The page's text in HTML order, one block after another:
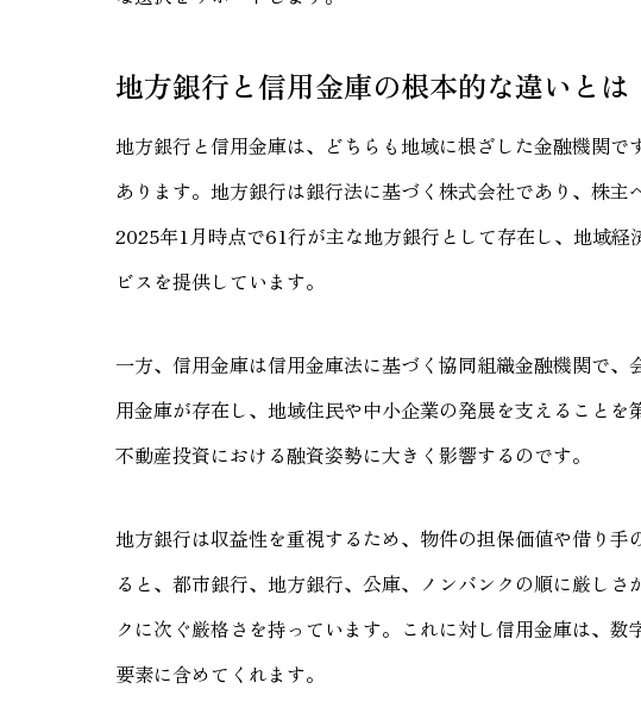
地方銀行と信用金庫の根本的な違いとは
地方銀行と信用金庫は、どちらも地域に根ざした金融機関
あります。地方銀行は銀行法に基づく株式会社であり、株主
2025年1月時点で61行が主な地方銀行として存在し、地域
ビスを提供しています。
一方、信用金庫は信用金庫法に基づく協同組織金融機関で
用金庫が存在し、地域住民や中小企業の発展を支えることを
不動産投資における融資姿勢に大きく影響するのです。
地方銀行は収益性を重視するため、物件の担保価値や借り
ると、都市銀行、地方銀行、公庫、ノンバンクの順に厳し
クに次ぐ厳格さを持っています。これに対し信用金庫は、
要素に含めてくれます。